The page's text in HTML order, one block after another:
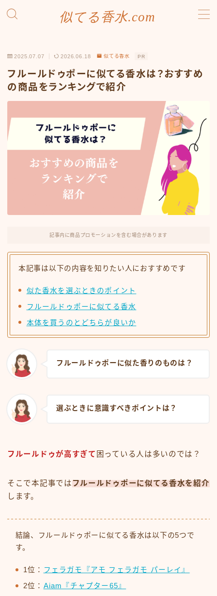
似てる香水.com
お問い合わせ
プライバシーポリシー
利用規約／特定商取引法に基づく表記
有料記事の決済完了ページ
2025.07.07 2026.06.18 似てる香水 PR
フルールドゥポーに似てる香水は？おすすめ
の商品をランキングで紹介
記事内に商品プロモーションを含む場合があります
本記事は以下の内容を知りたい人におすすめです
似た香水を選ぶときのポイント
フルールドゥポーに似てる香水
本体を買うのとどちらが良いか
フルールドゥポーに似た香りのものは？
選ぶときに意識すべきポイントは？
フルールドゥが高すぎて 困っている人は多いのでは？
そこで本記事では フルールドゥポーに似てる香水を紹介
します。
結論、フルールドゥポーに似てる香水は以下の5つで
す。
1位： フェラガモ『アモ フェラガモ パーレイ』
2位： Aiam『チャプター65』